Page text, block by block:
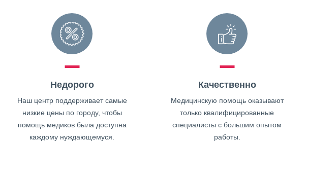
Недорого
Наш центр поддерживает самые
низкие цены по городу, чтобы
помощь медиков была доступна
каждому нуждающемуся.
Качественно
Медицинскую помощь оказывают
только квалифицированные
специалисты с большим опытом
работы.